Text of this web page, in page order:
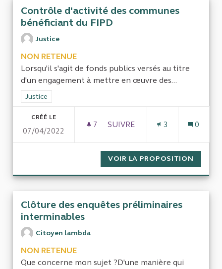
Contrôle d'activité des communes
bénéficiant du FIPD
Justice
NON RETENUE
Lorsqu'il s'agit de fonds publics versés au titre
d'un engagement à mettre en œuvre des...
Filtrer les résultats de la catégorie : Justice
Justice
CRÉÉ LE
07/04/2022
7 7 ABONNÉS
SUIVRE
3 0
VOIR LA PROPOSITION
Clôture des enquêtes préliminaires
interminables
Citoyen lambda
NON RETENUE
Que concerne mon sujet ?D'une manière qui